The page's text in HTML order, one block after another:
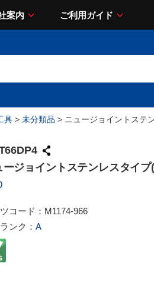
案内 ご利用ガイド
具 > 未分類品 > ニュージョイントステ
ージョイントステンレスタイプ
コード： M1174-966
ンク： A